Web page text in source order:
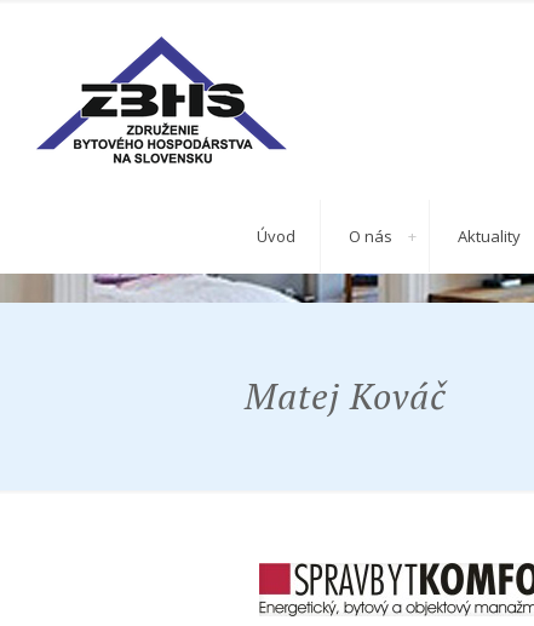
Úvod O nás Aktuality
Matej Kováč